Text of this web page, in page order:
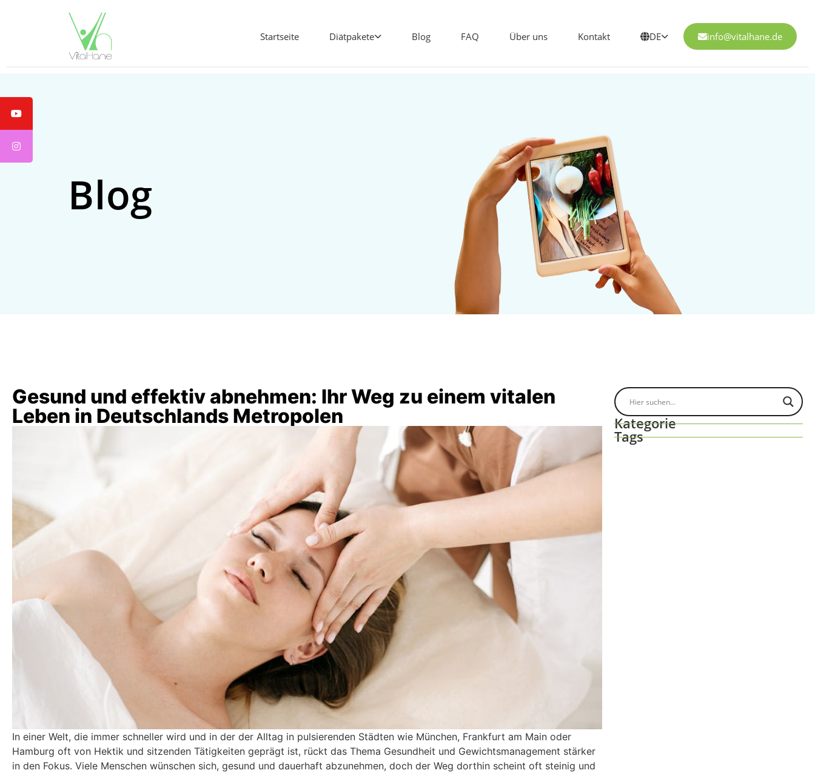
Startseite Diätpakete Blog FAQ Über uns Kontakt DE info@vitalhane.de
Blog
Gesund und effektiv abnehmen: Ihr Weg zu einem vitalen
Leben in Deutschlands Metropolen
In einer Welt, die immer schneller wird und in der der Alltag in pulsierenden Städten wie München, Frankfurt am Main oder
Hamburg oft von Hektik und sitzenden Tätigkeiten geprägt ist, rückt das Thema Gesundheit und Gewichtsmanagement stärker
in den Fokus. Viele Menschen wünschen sich, gesund und dauerhaft abzunehmen, doch der Weg dorthin scheint oft steinig und
Kategorie
Tags